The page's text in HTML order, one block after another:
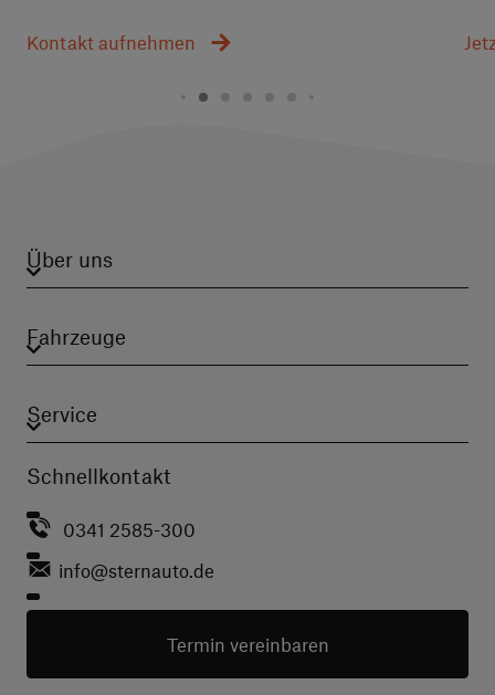
Kontakt aufnehmen
Über uns
Fahrzeuge
Service
Schnellkontakt
0341 2585-300
info@sternauto.de
Termin vereinbaren